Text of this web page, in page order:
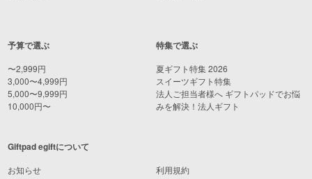
予算で選ぶ
〜2,999円
3,000〜4,999円
5,000〜9,999円
10,000円〜
特集で選ぶ
夏ギフト特集 2026
スイーツギフト特集
法人ご担当者様へ ギフトパッドでお悩
みを解決！法人ギフト
Giftpad egiftについて
お知らせ
利用規約